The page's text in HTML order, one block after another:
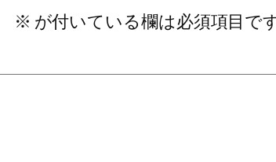
※ が付いている欄は必須項目で